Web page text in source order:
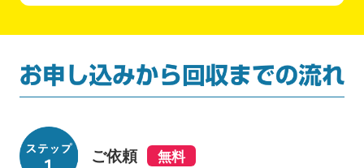
ご依頼